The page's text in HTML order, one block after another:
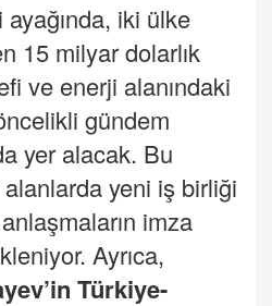
iki ülke
15 milyar dolarlık
ve enerji alanındaki
gündem
yer alacak. Bu
yeni iş birliği
imza
Ayrıca,
Türkiye-